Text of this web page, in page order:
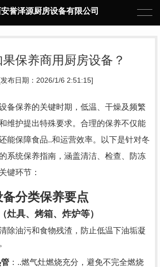
誉泽源厨房设备有限公司
保养商用厨房设备？
[发布日期：2026/1/6 2:51:15]
备保养的关键时期，低温、干燥及频繁
维护提出特殊要求。合理的保养不仅能
能保障食品..和运营效率。以下是针对冬
系统保养指南，涵盖清洁、检查、防冻
键环节：
分类保养要点
灶具、烤箱、炸炉等）
除油污和食物残渣，防止低温下油垢凝
：..燃气灶燃烧充分，避免不完全燃烧